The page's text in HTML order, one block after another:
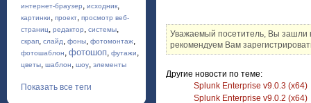
интернет-браузер, исходник,
картинки, проект, просмотр веб-
страниц, редактор, системы,
скрап, слайд, фоны, фотомонтаж,
фотошаблон, фотошоп, футажи,
цветы, шаблон, шоу, элементы
Показать все теги
Уважаемый посетитель, Вы зашли
рекомендуем Вам
Другие новости по теме:
Splunk Enterprise v9.0.3 (x64)
Splunk Enterprise v9.0.2 (x64)